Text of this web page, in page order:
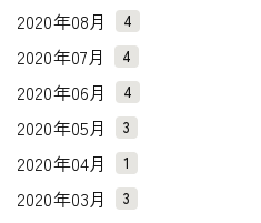
2020年08月 4
2020年07月 4
2020年06月 4
2020年05月 3
2020年04月 1
2020年03月 3